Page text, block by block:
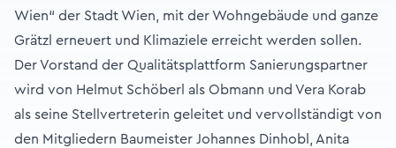
Wien“ der Stadt Wien, mit der Wohngebäude und ganze
Grätzl erneuert und Klimaziele erreicht werden sollen.
Der Vorstand der Qualitätsplattform Sanierungspartner
wird von Helmut Schöberl als Obmann und Vera Korab
als seine Stellvertreterin geleitet und vervollständigt von
den Mitgliedern Baumeister Johannes Dinhobl, Anita